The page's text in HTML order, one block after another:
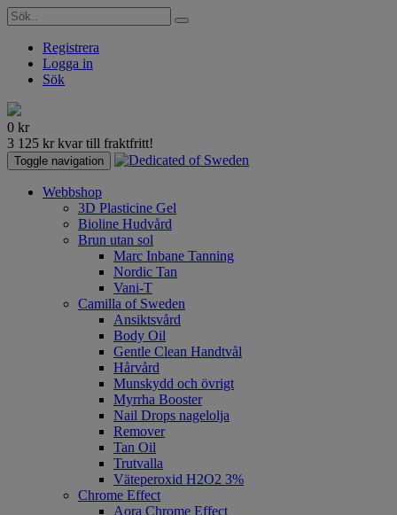
Registrera
Logga in
Sök
0 kr
3 125 kr kvar till fraktfritt!
Toggle navigation
Webbshop
3D Plasticine Gel
Bioline Hudvård
Brun utan sol
Marc Inbane Tanning
Nordic Tan
Vani-T
Camilla of Sweden
Ansiktsvård
Body Oil
Gentle Clean Handtvål
Hårvård
Munskydd och övrigt
Myrrha Booster
Nail Drops nagelolja
Remover
Tan Oil
Trutvalla
Väteperoxid H2O2 3%
Chrome Effect
Aora Chrome Effect